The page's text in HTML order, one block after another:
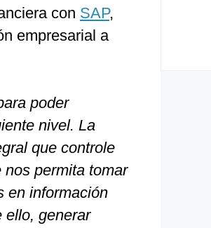
con SAP,
empresarial a
poder
nivel. La
que controle
permita tomar
en información
ello, generar